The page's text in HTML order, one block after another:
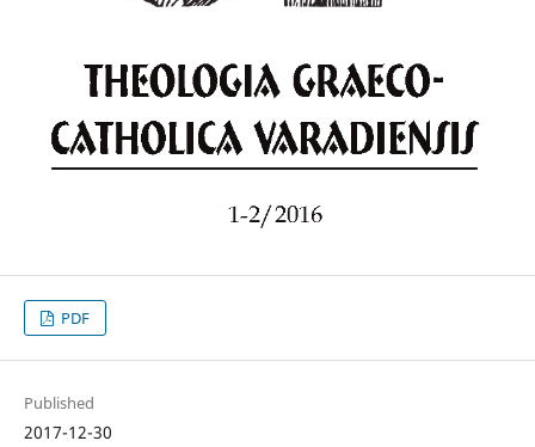
PDF
Published
2017-12-30